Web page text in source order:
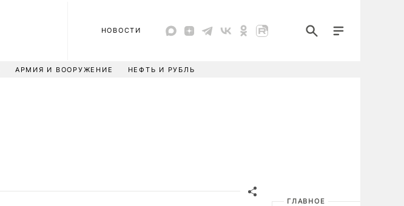
НОВОСТИ
АРМИЯ И ВООРУЖЕНИЕ НЕФТЬ И РУБЛЬ
ГЛАВНОЕ